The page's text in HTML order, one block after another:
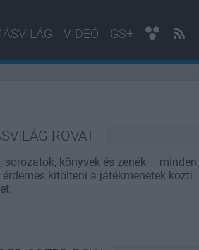
VIDEÓ GS+
ROVAT
sorozatok, könyvek és zenék – minden,
érdemes kitölteni a játékmenetek közti